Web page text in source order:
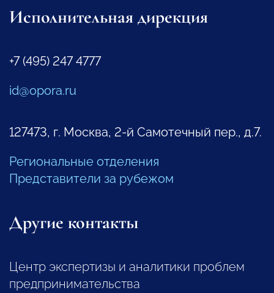
Исполнительная дирекция
+7 (495) 247 4777
id@opora.ru
127473, г. Москва, 2-й Самотечный пер., д.7.
Региональные отделения
Представители за рубежом
Другие контакты
Центр экспертизы и аналитики проблем
предпринимательства